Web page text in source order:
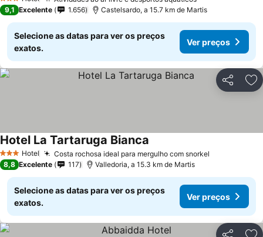
3 Estrelas
9,1 Excelente 1.656 Castelsardo, a 15.7 km de Martis
Selecione as datas para ver os preços
exatos.
Ver preços
Partilhar
3 EstrelasHotel Costa rochosa ideal para mergulho com snorkel
Hotel La Tartaruga Bianca
8,8 Excelente 117 Valledoria, a 15.3 km de Martis
Selecione as datas para ver os preços
exatos.
Ver preços